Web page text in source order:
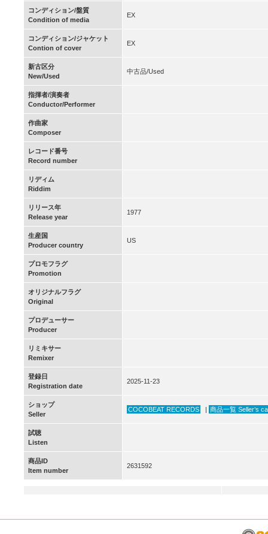
コンディション/盤質
Condition of media
EX
コンディション/ジャケット
Contion of cover
EX
新古区分
New/Used
中古品/Used
指揮者/演奏者
Conductor/Performer
作曲家
Composer
レコード番号
Record number
リディム
Riddim
リリース年
Release year
1977
生産国
Producer country
US
プロモフラグ
Promotion
オリジナルフラグ
Original
プロデューサー
Producer
リミキサー
Remixer
登録日
Registration date
2025-11-23
ショップ
Seller
COCOBEAT RECORDS | 商品一覧 Seller’s
試聴
Listen
商品ID
Item number
2631592